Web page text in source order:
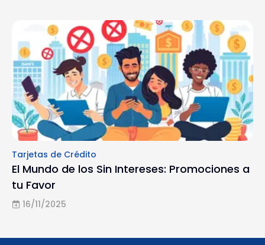
Tarjetas de Crédito
El Mundo de los Sin Intereses: Promociones a
tu Favor
16/11/2025